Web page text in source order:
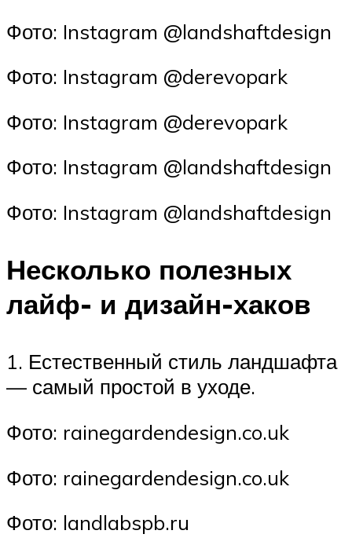
Фото: Instagram @landshaftdesign
Фото: Instagram @derevopark
Фото: Instagram @derevopark
Фото: Instagram @landshaftdesign
Фото: Instagram @landshaftdesign
Несколько полезных
лайф- и дизайн-хаков
1. Естественный стиль ландшафта
— самый простой в уходе.
Фото: rainegardendesign.co.uk
Фото: rainegardendesign.co.uk
Фото: landlabspb.ru